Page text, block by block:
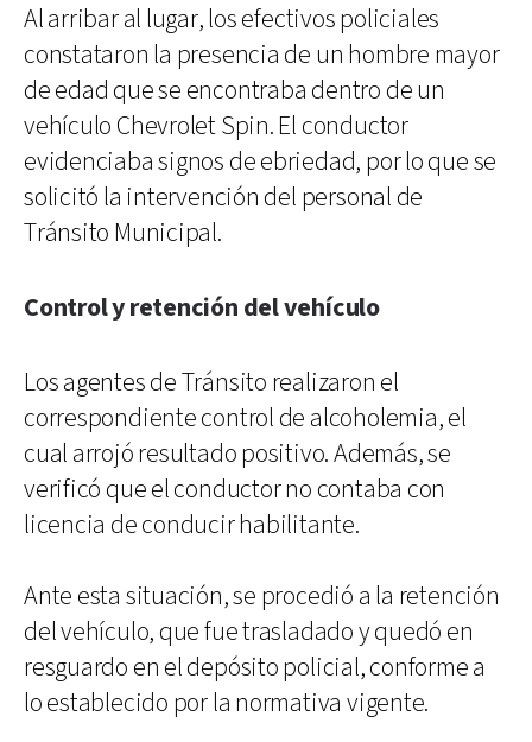
Al arribar al lugar, los efectivos policiales
constataron la presencia de un hombre mayor
de edad que se encontraba dentro de un
vehículo Chevrolet Spin. El conductor
evidenciaba signos de ebriedad, por lo que se
solicitó la intervención del personal de
Tránsito Municipal.
Control y retención del vehículo
Los agentes de Tránsito realizaron el
correspondiente control de alcoholemia, el
cual arrojó resultado positivo. Además, se
verificó que el conductor no contaba con
licencia de conducir habilitante.
Ante esta situación, se procedió a la retención
del vehículo, que fue trasladado y quedó en
resguardo en el depósito policial, conforme a
lo establecido por la normativa vigente.